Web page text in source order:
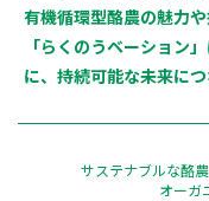
有機循環型酪農の魅力
「らくのうベーション
に、持続可能な未来に
サステナブルな酪
オーガ